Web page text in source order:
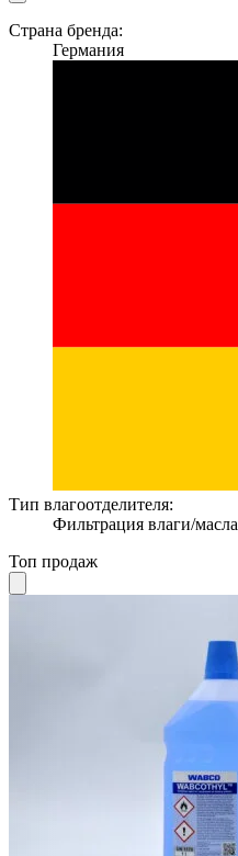
Страна бренда:
Германия
Тип влагоотделителя:
Фильтрация влаги/масла
Топ продаж